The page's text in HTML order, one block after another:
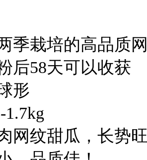
季栽培的高品质
后58天可以收获
形
1.7kg
网纹甜瓜，长势